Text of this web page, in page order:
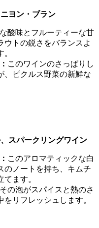
ヨン・ブラン
酸味とフルーティーな甘
ウトの鋭さをバランスよ
このワインのさっぱりし
、ピクルス野菜の新鮮な
スパークリングワイン
このアロマティックな白
のノートを持ち、キムチ
ます。
その泡がスパイスと熱のさ
リフレッシュします。